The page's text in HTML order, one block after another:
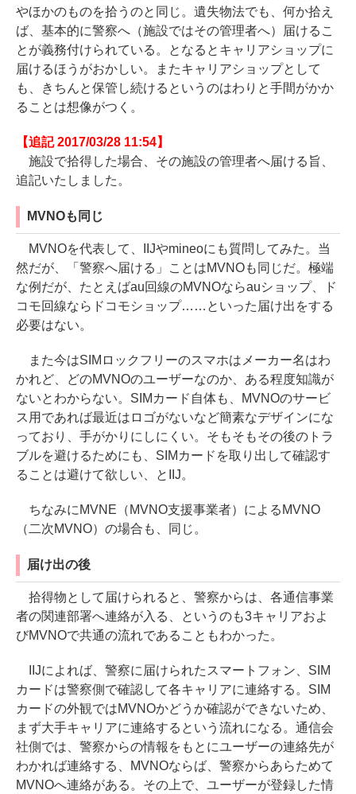
やほかのものを拾うのと同じ。遺失物法でも、何か拾え
ば、基本的に警察へ（施設ではその管理者へ）届けるこ
とが義務付けられている。となるとキャリアショップに
届けるほうがおかしい。またキャリアショップとして
も、きちんと保管し続けるというのはわりと手間がかか
ることは想像がつく。
【追記 2017/03/28 11:54】
施設で拾得した場合、その施設の管理者へ届ける旨、
追記いたしました。
MVNOも同じ
MVNOを代表して、IIJやmineoにも質問してみた。当
然だが、「警察へ届ける」ことはMVNOも同じだ。極端
な例だが、たとえばau回線のMVNOならauショップ、ド
コモ回線ならドコモショップ……といった届け出をする
必要はない。
また今はSIMロックフリーのスマホはメーカー名はわ
かれど、どのMVNOのユーザーなのか、ある程度知識が
ないとわからない。SIMカード自体も、MVNOのサービ
ス用であれば最近はロゴがないなど簡素なデザインにな
っており、手がかりにしにくい。そもそもその後のトラ
ブルを避けるためにも、SIMカードを取り出して確認す
ることは避けて欲しい、とIIJ。
ちなみにMVNE（MVNO支援事業者）によるMVNO
（二次MVNO）の場合も、同じ。
届け出の後
拾得物として届けられると、警察からは、各通信事業
者の関連部署へ連絡が入る、というのも3キャリアおよ
びMVNOで共通の流れであることもわかった。
IIJによれば、警察に届けられたスマートフォン、SIM
カードは警察側で確認して各キャリアに連絡する。SIM
カードの外観ではMVNOかどうか確認ができないため、
まず大手キャリアに連絡するという流れになる。通信会
社側では、警察からの情報をもとにユーザーの連絡先が
わかれば連絡する、MVNOならば、警察からあらためて
MVNOへ連絡がある。その上で、ユーザーが登録した情